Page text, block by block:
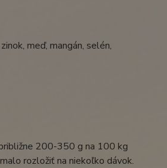
meď, mangán, selén,
200-350 g na 100 kg
rozložiť na niekoľko dávok.